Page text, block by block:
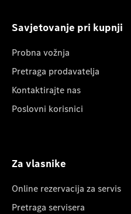
Savjetovanje pri kupnji
Probna vožnja
Pretraga prodavatelja
Kontaktirajte nas
Poslovni korisnici
Za vlasnike
Online rezervacija za servis
Pretraga servisera